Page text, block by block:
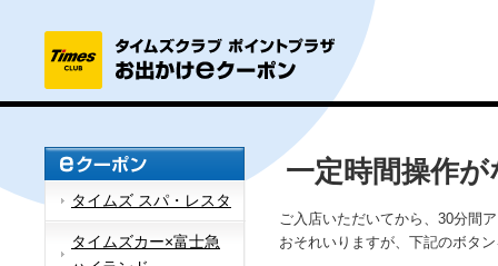
タイムズ スパ・レスタ
タイムズカー×富士急
一定時間操作
ご入店いただいてから、30分間
おそれいりますが、下記のボタ